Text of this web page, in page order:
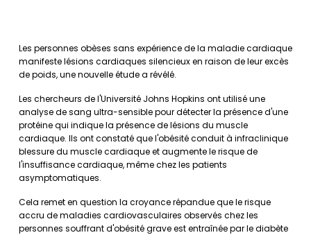
Les personnes obèses sans expérience de la maladie cardiaque
manifeste lésions cardiaques silencieux en raison de leur excès
de poids, une nouvelle étude a révélé.
Les chercheurs de l'Université Johns Hopkins ont utilisé une
analyse de sang ultra-sensible pour détecter la présence d'une
protéine qui indique la présence de lésions du muscle
cardiaque. Ils ont constaté que l'obésité conduit à infraclinique
blessure du muscle cardiaque et augmente le risque de
l'insuffisance cardiaque, même chez les patients
asymptomatiques.
Cela remet en question la croyance répandue que le risque
accru de maladies cardiovasculaires observés chez les
personnes souffrant d'obésité grave est entraînée par le diabète